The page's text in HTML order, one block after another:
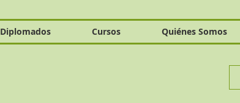
Diplomados Cursos Quiénes Somos